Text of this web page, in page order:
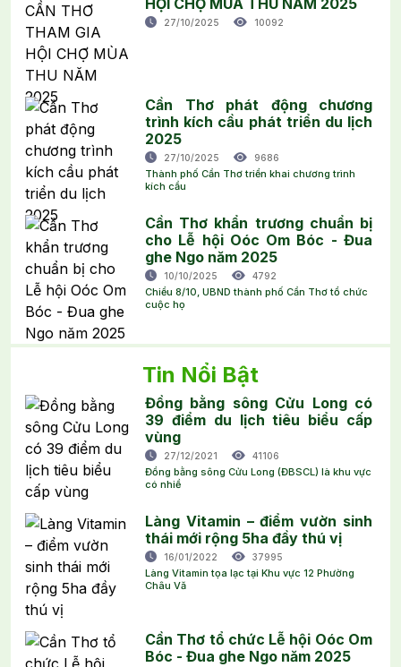
HỘI CHỢ MÙA THU NĂM 2025
27/10/2025 10092
Cần Thơ phát động chương
trình kích cầu phát triển du lịch
2025
27/10/2025 9686
Thành phố Cần Thơ triển khai chương trình
kích cầu
Cần Thơ khẩn trương chuẩn bị
cho Lễ hội Oóc Om Bóc - Đua
ghe Ngo năm 2025
10/10/2025 4792
Chiều 8/10, UBND thành phố Cần Thơ tổ chức
cuộc họ
Tin Nổi Bật
Đồng bằng sông Cửu Long có
39 điểm du lịch tiêu biểu cấp
vùng
27/12/2021 41106
Đồng bằng sông Cửu Long (ĐBSCL) là khu vực
có nhiề
Làng Vitamin – điểm vườn sinh
thái mới rộng 5ha đầy thú vị
16/01/2022 37995
Làng Vitamin tọa lạc tại Khu vực 12 Phường
Châu Vă
Cần Thơ tổ chức Lễ hội Oóc Om
Bóc - Đua ghe Ngo năm 2025